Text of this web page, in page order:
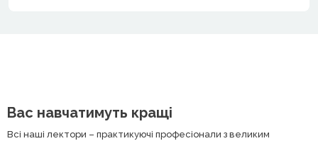
Вас навчатимуть кращі
Всі наші лектори – практикуючі професіонали з великим